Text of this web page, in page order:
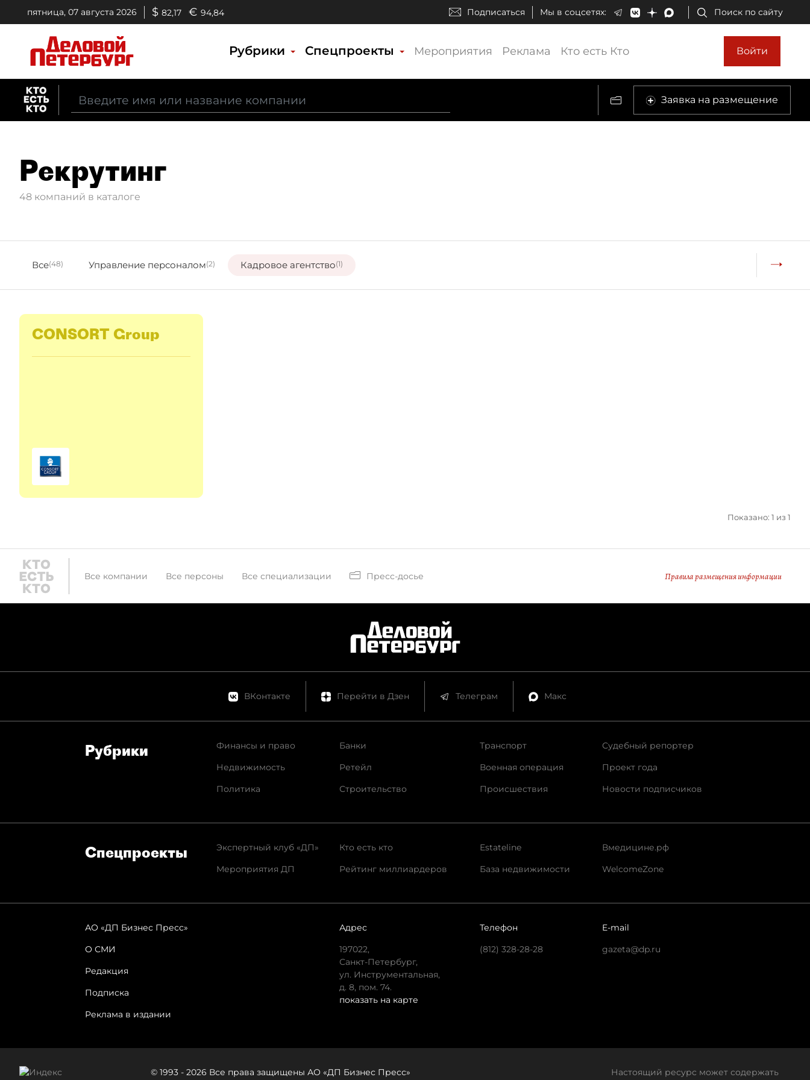
пятница, 07 августа 2026 $ 82,17 € 94,84 Подписаться Мы в соцсетях: Поиск по сайту
Рубрики Спецпроекты Мероприятия Реклама Кто есть Кто Войти
Заявка на размещение
Рекрутинг
48 компаний в каталоге
Все(48) Управление персоналом(2) Кадровое агентство(1)
CONSORT Group
Показано: 1 из 1
Все компании Все персоны Все специализации Пресс-досье Правила размещения информации
ВКонтакте Перейти в Дзен Телеграм Макс
Рубрики
Финансы и право
Недвижимость
Политика
Банки
Ретейл
Строительство
Транспорт
Военная операция
Происшествия
Судебный репортер
Проект года
Новости подписчиков
Спец­проекты
Экспертный клуб «ДП»
Мероприятия ДП
Кто есть кто
Рейтинг миллиардеров
Estateline
База недвижимости
Вмедицине.рф
WelcomeZone
АО «ДП Бизнес Пресс»
О СМИ
Редакция
Подписка
Реклама в издании
Адрес
197022,
Санкт-Петербург,
ул. Инструментальная,
д. 8, пом. 74.
показать на карте
Телефон
(812) 328-28-28
E-mail
gazeta@dp.ru
© 1993 - 2026 Все права защищены АО «ДП Бизнес Пресс»
Настоящий ресурс может содержать